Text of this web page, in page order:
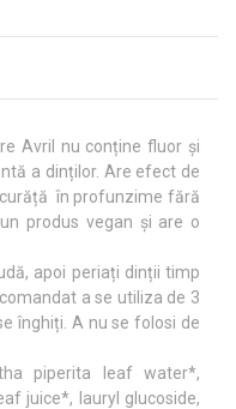
Avril nu conține fluor și
a dinților. Are efect de
în profunzime fără
produs vegan și are o
apoi periați dinții timp
a se utiliza de 3
înghiți. A nu se folosi de
piperita leaf water*,
juice*, lauryl glucoside,